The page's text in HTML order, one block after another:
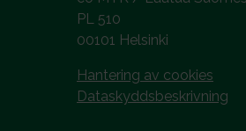
PL 510
00101 Helsinki
Hantering av cookies
Dataskyddsbeskrivning